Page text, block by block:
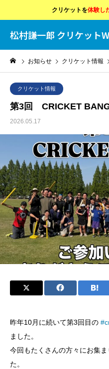
クリケットを体験し
松村謙一郎 クリケット
お知らせ クリケット情報
クリケット情報
第3回 CRICKET
2026.05.17
昨年10月に続いて第3回目の
ました。
今回もたくさんの方々にお集
た。